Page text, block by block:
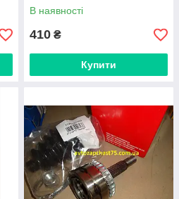
В наявності
410 ₴
Купити